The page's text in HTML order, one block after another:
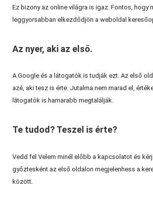
Ez bizony az online világra is igaz. Fontos, hogy
leggyorsabban elkezdődjön a weboldal
Az nyer, aki az első.
A Google és a látogatók is tudják ezt. Az első
azé, aki tesz is érte. Jutalma nem marad el,
látogatók is hamarabb megtalálják.
Te tudod? Teszel is érte?
Vedd fel Velem minél előbb a kapcsolatot és
győztesként az első oldalon megjelenhess a
között.